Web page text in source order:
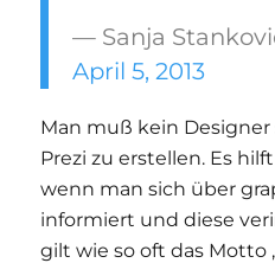
— Sanja
April 5, 2013
Man muß kein
Prezi zu erstellen. Es
wenn man sich über
informiert und diese
gilt wie so oft das Motto